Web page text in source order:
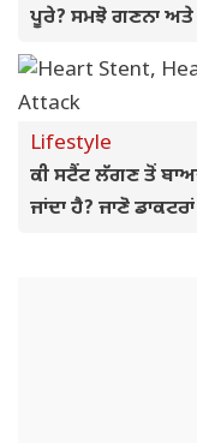
ਪੂਰੇ? ਸਮਝੋ ਗਣਨਾ ਅਤੇ
Lifestyle
ਕੀ ਸਟੈਂਟ ਲੱਗਣ ਤੋਂ
ਜਾਂਦਾ ਹੈ? ਜਾਣੋ